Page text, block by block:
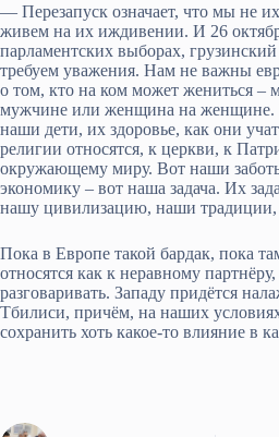
— Перезапуск означает, что мы не
живем на их иждивении. И 26
парламентских выборах,
требуем уважения. Нам не важны
о том, кто на ком может жениться –
мужчине или женщина на женщине.
наши дети, их здоровье, как они
религии относятся, к церкви, к
окружающему миру. Вот наши
экономику – вот наша задача. Их
нашу цивилизацию, наши традиции,
Пока в Европе такой бардак, пока
относятся как к неравному
разговаривать. Западу придётся
Тбилиси, причём, на наших
сохранить хоть какое-то влияние в